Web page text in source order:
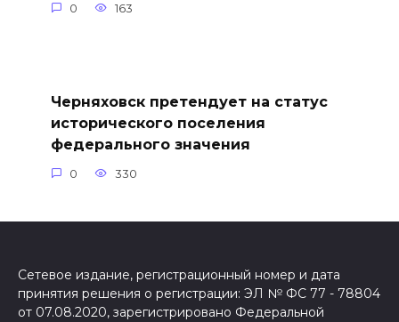
0 163
Черняховск претендует на статус
исторического поселения
федерального значения
0 330
Сетевое издание, регистрационный номер и дата
принятия решения о регистрации: ЭЛ № ФС 77 - 78804
от 07.08.2020, зарегистрировано Федеральной